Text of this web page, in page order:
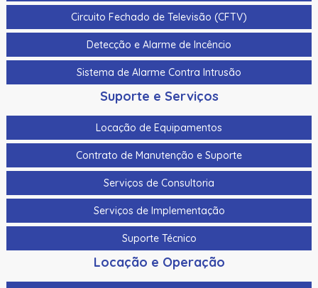
Circuito Fechado de Televisão (CFTV)
Detecção e Alarme de Incêncio
Sistema de Alarme Contra Intrusão
Suporte e Serviços
Locação de Equipamentos
Contrato de Manutenção e Suporte
Serviços de Consultoria
Serviços de Implementação
Suporte Técnico
Locação e Operação